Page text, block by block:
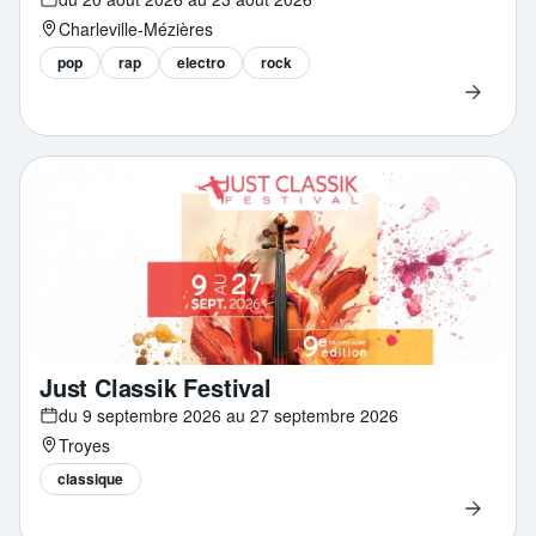
Charleville-Mézières
pop rap electro rock
Just Classik Festival
du 9 septembre 2026 au 27 septembre 2026
Troyes
classique